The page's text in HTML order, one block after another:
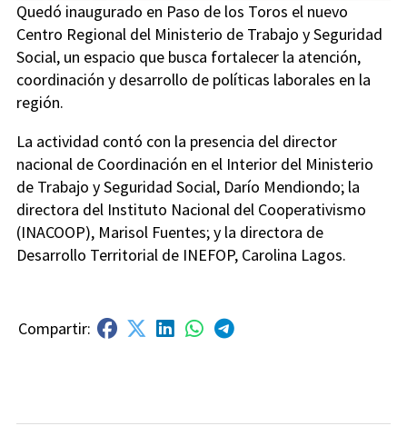
Quedó inaugurado en Paso de los Toros el nuevo
Centro Regional del Ministerio de Trabajo y Seguridad
Social, un espacio que busca fortalecer la atención,
coordinación y desarrollo de políticas laborales en la
región.
La actividad contó con la presencia del director
nacional de Coordinación en el Interior del Ministerio
de Trabajo y Seguridad Social, Darío Mendiondo; la
directora del Instituto Nacional del Cooperativismo
(INACOOP), Marisol Fuentes; y la directora de
Desarrollo Territorial de INEFOP, Carolina Lagos.